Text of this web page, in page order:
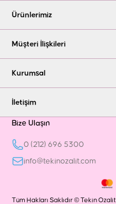
Ürünlerimiz
Müşteri İlişkileri
Kurumsal
İletişim
Bize Ulaşın
0 (212) 696 5300
info@tekinozalit.com
Tüm Hakları Saklıdır © Tekin